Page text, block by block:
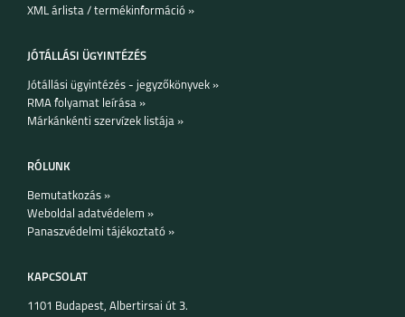
XML árlista / termékinformáció »
JÓTÁLLÁSI ÜGYINTÉZÉS
Jótállási ügyintézés - jegyzőkönyvek »
RMA folyamat leírása »
Márkánkénti szervízek listája »
RÓLUNK
Bemutatkozás »
Weboldal adatvédelem »
Panaszvédelmi tájékoztató »
KAPCSOLAT
1101 Budapest, Albertirsai út 3.